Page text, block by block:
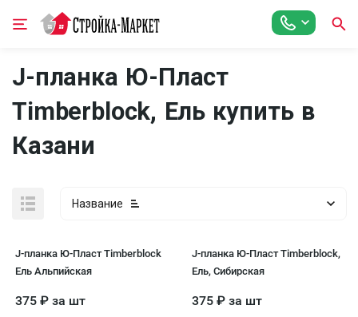
J-планка Ю-Пласт
Timberblock, Ель купить в
Казани
Название
J-планка Ю-Пласт Timberblock
Ель Альпийская
375 ₽ за шт
J-планка Ю-Пласт Timberblock,
Ель, Сибирская
375 ₽ за шт